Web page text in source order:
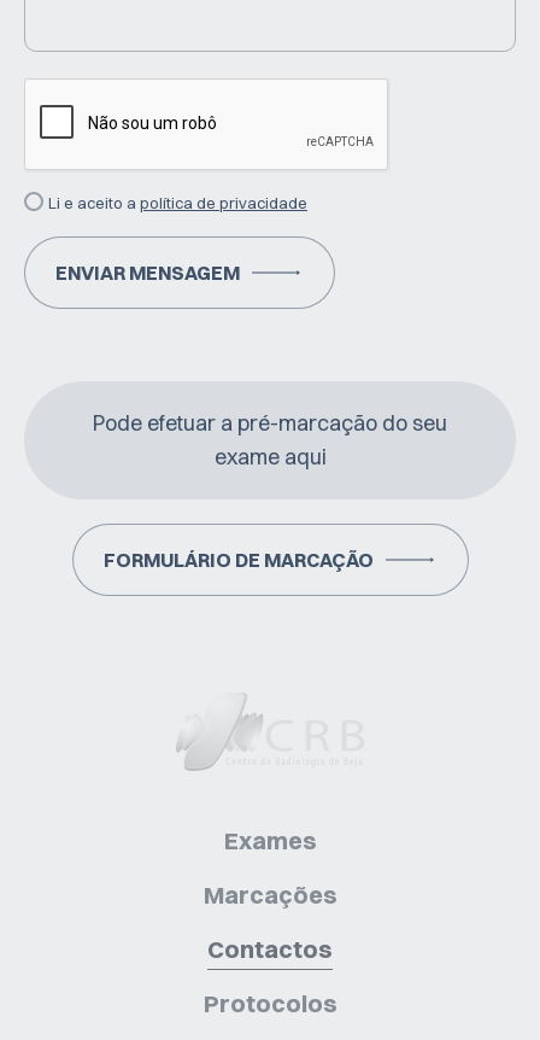
Li e aceito a política de privacidade
ENVIAR MENSAGEM
Pode efetuar a pré-marcação do seu
exame aqui
FORMULÁRIO DE MARCAÇÃO
Exames
Marcações
Contactos
Protocolos